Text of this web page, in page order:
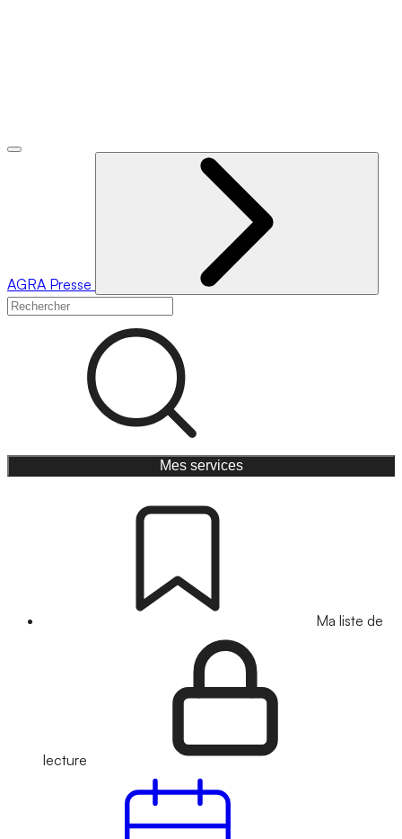
AGRA Presse
Mes services
Ma liste de
lecture